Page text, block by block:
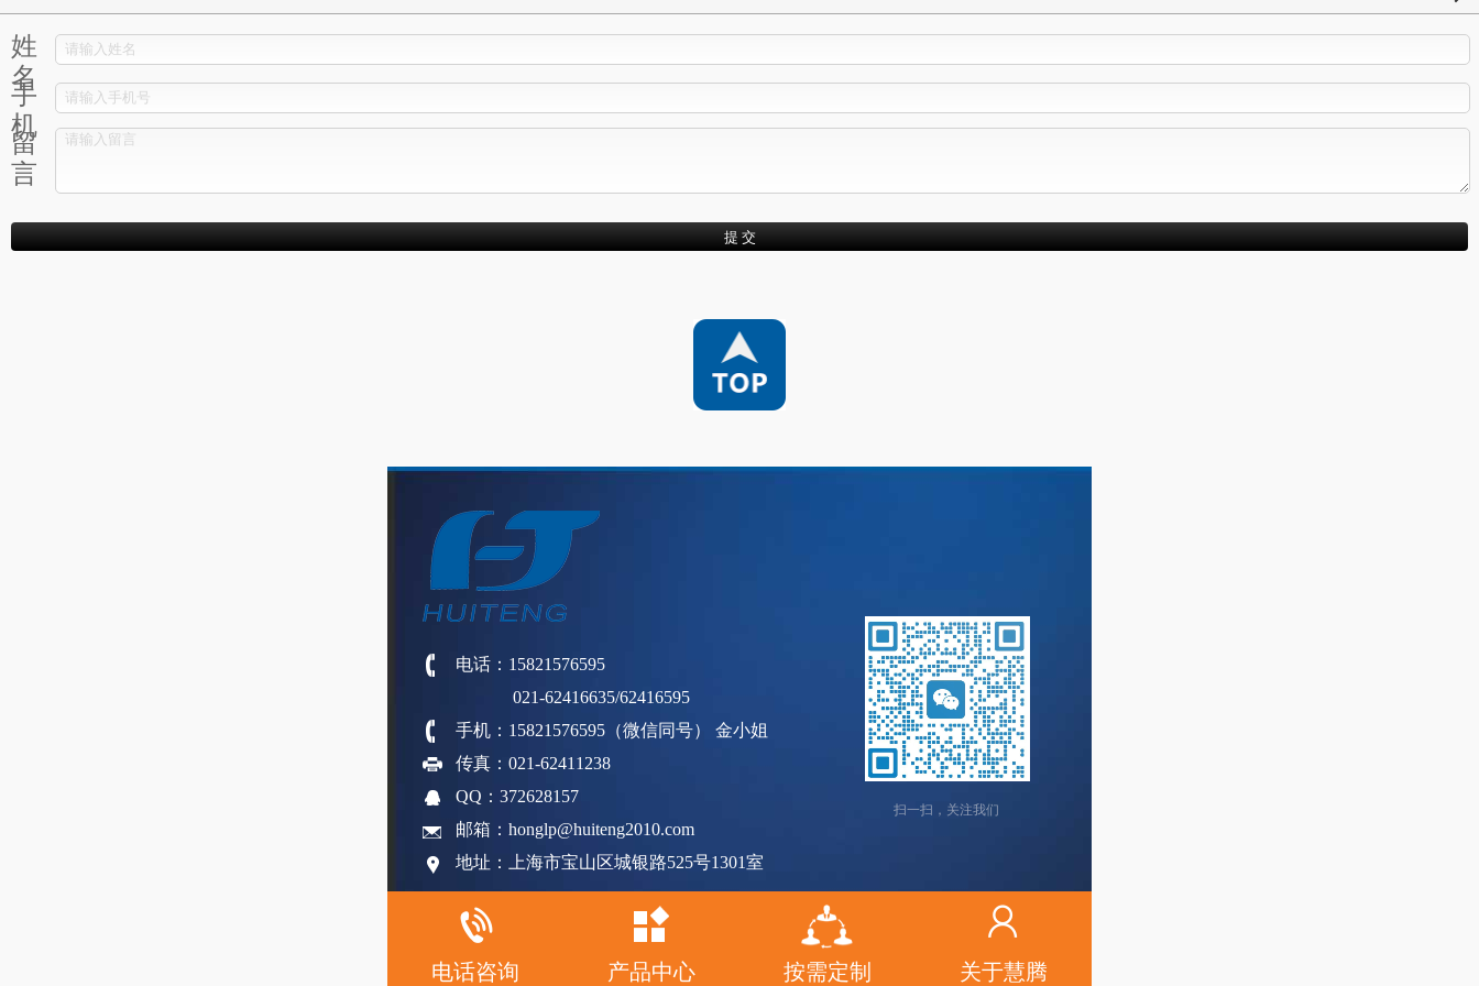
姓
名
手
机
留
言
电话：15821576595
021-62416635/62416595
手机：15821576595（微信同号） 金小姐
传真：021-62411238
QQ：372628157
邮箱：honglp@huiteng2010.com
地址：上海市宝山区城银路525号1301室
扫一扫，关注我们
电话咨询 产品中心 按需定制 关于慧腾